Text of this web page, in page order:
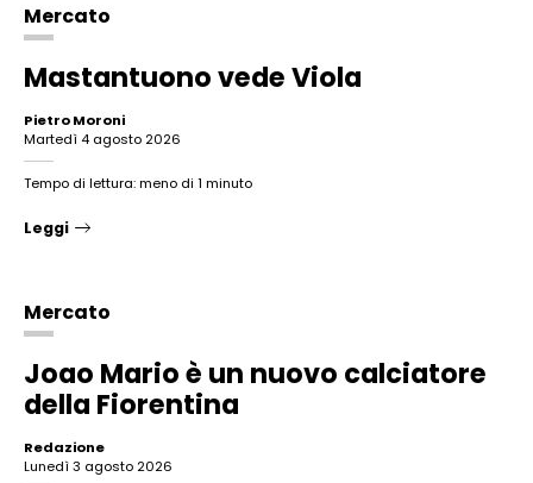
Mercato
Mastantuono vede Viola
Pietro Moroni
martedì 4 agosto 2026
Tempo di lettura: meno di 1 minuto
Leggi
Mercato
Joao Mario è un nuovo calciatore
della Fiorentina
Redazione
lunedì 3 agosto 2026